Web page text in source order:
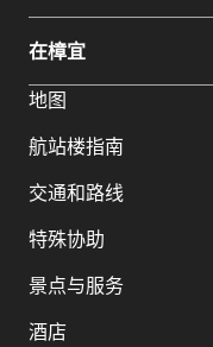
在樟宜
地图
航站楼指南
交通和路线
特殊协助
景点与服务
酒店